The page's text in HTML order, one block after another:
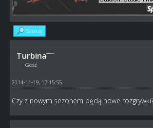
Szukaj
Turbina
Gość
2014-11-19, 17:15:55
Czy z nowym sezonem będą nowe